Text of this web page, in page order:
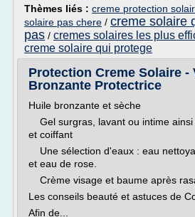
Thèmes liés : creme protection
solaire pas chere / creme solaire
pas / cremes solaires les plus
creme solaire qui protege
Protection Creme Solaire -
Bronzante Protectrice
Huile bronzante et sèche
Gel surgras, lavant ou intime ainsi
et coiffant
Une sélection d'eaux : eau
et eau de rose.
Crème visage et baume après
Les conseils beauté et astuces de
Afin de...